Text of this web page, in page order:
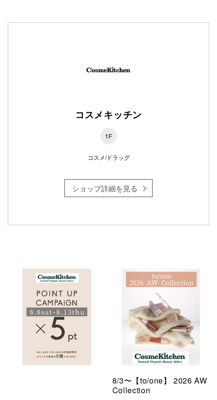
コスメキッチン
1F
コスメ/ドラッグ
ショップ詳細を見る
8/3〜【to/one】 2026 AW
Collection